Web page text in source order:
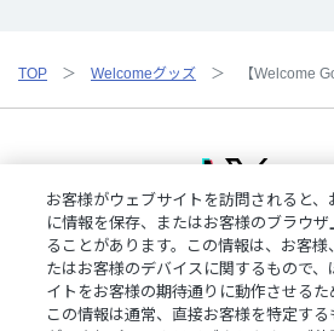
TOP Welcomeグッズ 【Welcome
ご利用規約プライバシーポリシー
特
ご利用ガイドよくある質問お問い合わせ
クッキーの詳細
お客様がウェブサイトを訪問されると
に情報を保存、またはお客様のブラウ
ることがあります。この情報は、お客様
たはお客様のデバイスに関するもので
イトをお客様の期待通りに動作させるた
この情報は通常、直接お客様を特定す